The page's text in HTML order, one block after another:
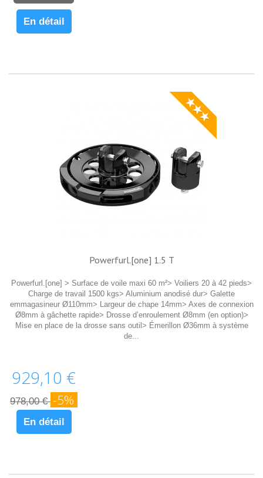
En détail
★★★
Powerfurl.[one] 1.5 T
Powerfurl.[one] > Surface de voile maxi 60 m²> Voiliers 20 à 42 pieds>
Charge de travail 1500 kgs> Aluminium anodisé dur> Galette
emmagasineur Ø110mm> Largeur de chape 14mm> Axes de connexion
Ø8mm à gâchette rapide> Drosse d’enroulement Ø8mm (en option)>
Mise en place de la drosse sans outil> Émerillon Ø36mm à système
de...
929,10 €
978,00 € -5%
En détail